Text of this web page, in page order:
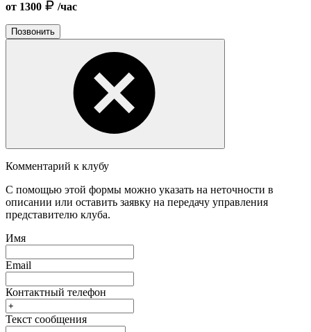
от 1300 /час
Позвонить
Комментарий к клубу
С помощью этой формы можно указать на неточности в
описании или оставить заявку на передачу управления
представителю клуба.
Имя
Email
Контактный телефон
Текст сообщения